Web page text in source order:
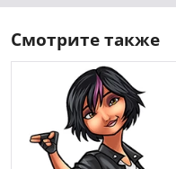
Смотрите также